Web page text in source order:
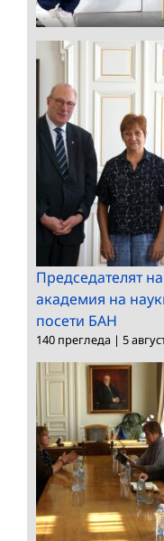
Председателят
академия на
посети БАН
140 прегледа | 5